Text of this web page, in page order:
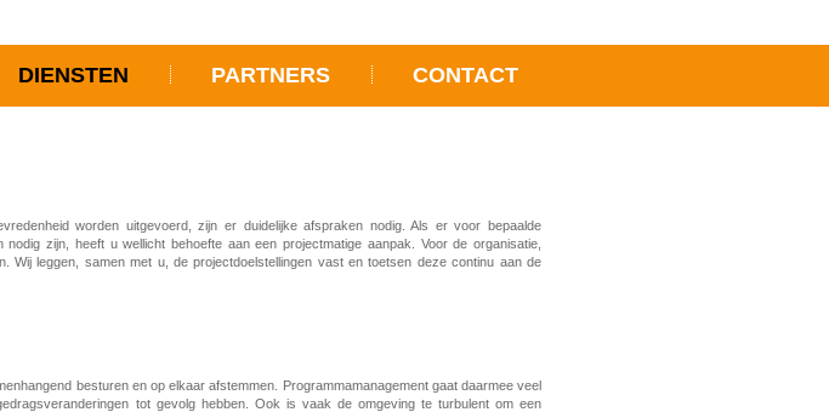
DIENSTEN PARTNERS CONTACT
worden uitgevoerd, zijn er duidelijke afspraken nodig. Als er voor bepaalde
zijn, heeft u wellicht behoefte aan een projectmatige aanpak. Voor de organisatie,
leggen, samen met u, de projectdoelstellingen vast en toetsen deze continu aan de
besturen en op elkaar afstemmen. Programmamanagement gaat daarmee veel
tot gevolg hebben. Ook is vaak de omgeving te turbulent om een